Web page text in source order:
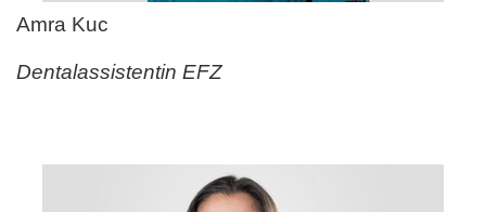
Amra Kuc
Dentalassistentin EFZ